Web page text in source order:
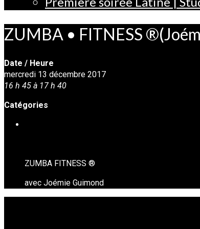
ZUMBA • FITNESS
Date / Heure
mercredi 13 décembre 2017
16 h 45 à 17 h 40
Catégories
ZUMBA FITNESS ®
avec Joémie Guimond